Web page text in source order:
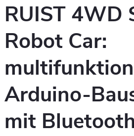
RUIST 4WD
Robot Car:
Arduino-
mit Bluetooth